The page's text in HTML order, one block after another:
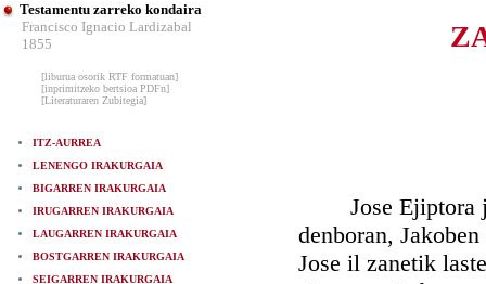
Testamentu zarreko kondaira
Francisco Ignacio Lardizabal
1855
[liburua osorik RTF formatuan]
[inprimitzeko bertsioa PDFn]
[Literaturaren Zubitegia]
ITZ-AURREA
LENENGO IRAKURGAIA
BIGARREN IRAKURGAIA
IRUGARREN IRAKURGAIA
LAUGARREN IRAKURGAIA
BOSTGARREN IRAKURGAIA
SEIGARREN IRAKURGAIA
Jose Ejiptora
denboran,
Jose il zanetik